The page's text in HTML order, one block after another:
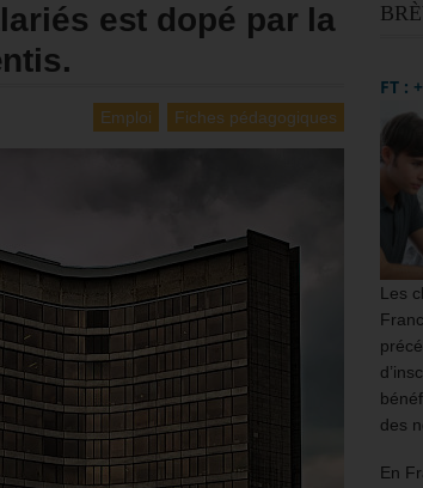
est dopé par la
Emploi Fiches pédagogiques
FT :
Les
des
En